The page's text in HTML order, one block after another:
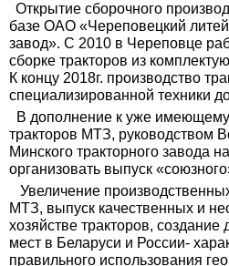
Открытие сборочного
базе ОАО «Череповецкий
завод». С 2010 в Череповце
сборке тракторов из
К концу 2018г. производство
специализированной техники
В дополнение к уже
тракторов МТЗ, руководством
Минского тракторного завода
организовать выпуск
Увеличение
МТЗ, выпуск качественных и
хозяйстве тракторов,
мест в Беларуси и России-
правильного использования